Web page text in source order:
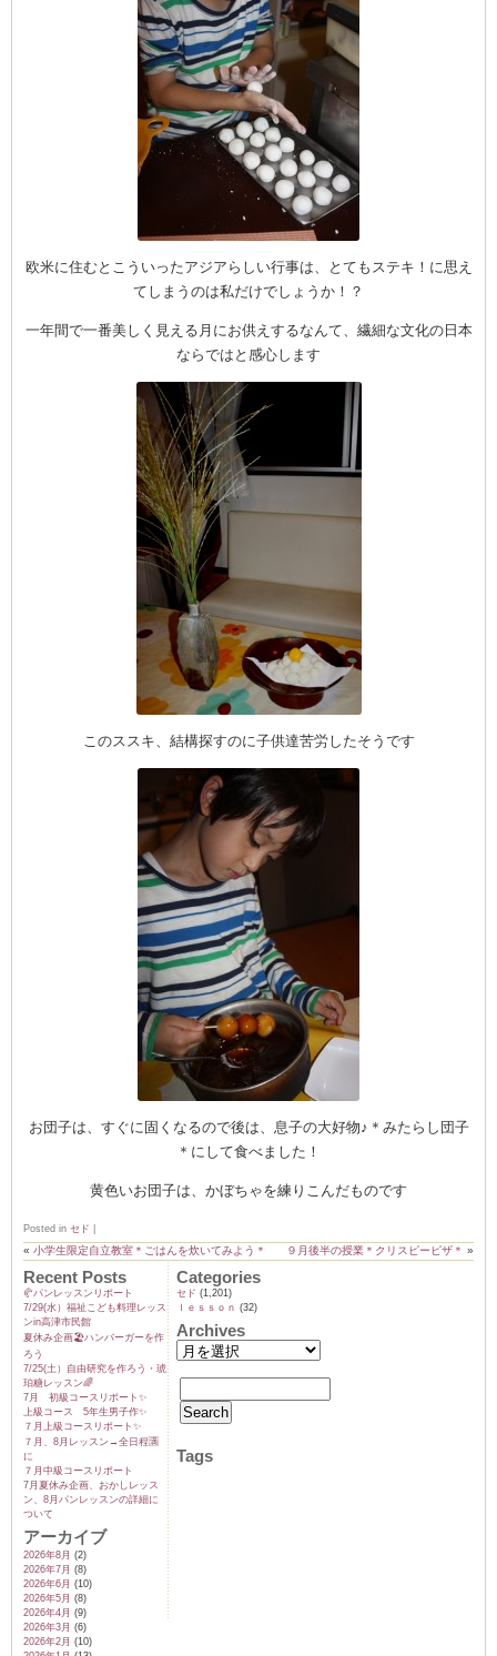
by CEDO)
ム
欧米に住むとこういったアジアらしい行事は、とてもステキ！に思え
てしまうのは私だけでしょうか！？
一年間で一番美しく見える月にお供えするなんて、繊細な文化の日本
ならではと感心します
このススキ、結構探すのに子供達苦労したそうです
お団子は、すぐに固くなるので後は、息子の大好物♪＊みたらし団子
＊にして食べました！
黄色いお団子は、かぼちゃを練りこんだものです
Posted in セド
« 小学生限定自立教室＊ごはんを炊いてみよう＊ ９月後半の授業＊クリスピーピザ＊ »
Recent Posts
🥐パンレッスンリポート
7/29(水）福祉こども料理レッス
ンin高津市民館
夏休み企画🏖️ハンバーガーを作
ろう
7/25(土）自由研究を作ろう・琥
珀糖レッスン🌈
7月 初級コースリポート✨️
上級コース 5年生男子作✨️
７月上級コースリポート✨️
７月、8月レッスン→全日程🈵
に
７月中級コースリポート
7月夏休み企画、おかしレッス
ン、8月パンレッスンの詳細に
ついて
アーカイブ
2026年8月 (2)
2026年7月 (8)
2026年6月 (10)
2026年5月 (8)
2026年4月 (9)
2026年3月 (6)
2026年2月 (10)
Categories
セド (1,201)
ｌｅｓｓｏｎ (32)
Archives
Tags